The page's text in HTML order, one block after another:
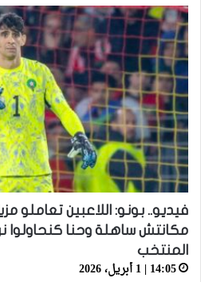
فيديو.. بونو: اللاعبين تعاملو
مكانتش ساهلة وحنا كنحاولوا
المنتخب
14:05 | 1 أبريل، 2026